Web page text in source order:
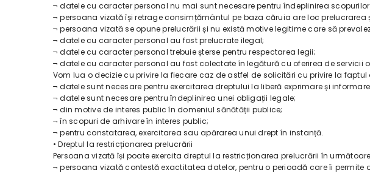
¬ datele cu caracter personal nu mai sunt necesare pentru îndeplinirea
¬ persoana vizată își retrage consimțământul pe baza căruia are loc prelucrarea
¬ persoana vizată se opune prelucrării și nu există motive legitime care să
¬ datele cu caracter personal au fost prelucrate ilegal;
¬ datele cu caracter personal trebuie șterse pentru respectarea legii;
¬ datele cu caracter personal au fost colectate în legătură cu oferirea de servicii
Vom lua o decizie cu privire la fiecare caz de astfel de solicitări cu privire la
¬ datele sunt necesare pentru exercitarea dreptului la liberă exprimare și
¬ datele sunt necesare pentru îndeplinirea unei obligații legale;
¬ din motive de interes public în domeniul sănătății publice;
¬ în scopuri de arhivare în interes public;
¬ pentru constatarea, exercitarea sau apărarea unui drept în instanță.
• Dreptul la restricționarea prelucrării
Persoana vizată își poate exercita dreptul la restricționarea prelucrării în
¬ persoana vizată contestă exactitatea datelor, pentru o perioadă care îi permite